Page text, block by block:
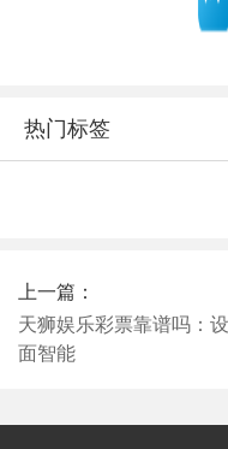
热门标签
上一篇：
天狮娱乐彩票靠谱吗：
面智能